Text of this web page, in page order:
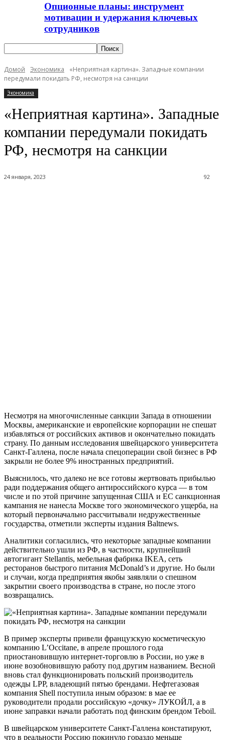
Опционные планы: инструмент
мотивации и удержания ключевых
сотрудников
Домой Экономика
«Неприятная картина». Западные компании
передумали покидать РФ, несмотря на санкции
Экономика
«Неприятная картина». Западные
компании передумали покидать
РФ, несмотря на санкции
24 января, 2023 92
Несмотря на многочисленные санкции Запада в отношении
Москвы, американские и европейские корпорации не спешат
избавляться от российских активов и окончательно покидать
страну. По данным исследования швейцарского университета
Санкт-Галлена, после начала спецоперации свой бизнес в РФ
закрыли не более 9% иностранных предприятий.
Выяснилось, что далеко не все готовы жертвовать прибылью
ради поддержания общего антироссийского курса — в том
числе и по этой причине запущенная США и ЕС санкционная
кампания не нанесла Москве того экономического ущерба, на
который первоначально рассчитывали недружественные
государства, отметили эксперты издания Baltnews.
Аналитики согласились, что некоторые западные компании
действительно ушли из РФ, в частности, крупнейший
автогигант Stellantis, мебельная фабрика IKEA, сеть
ресторанов быстрого питания McDonald’s и другие. Но были
и случаи, когда предприятия якобы заявляли о спешном
закрытии своего производства в стране, но после этого
возвращались.
В пример эксперты привели французскую косметическую
компанию L’Occitane, в апреле прошлого года
приостановившую интернет-торговлю в России, но уже в
июне возобновившую работу под другим названием. Весной
вновь стал функционировать польский производитель
одежды LPP, владеющий пятью брендами. Нефтегазовая
компания Shell поступила иным образом: в мае ее
руководители продали российскую «дочку» ЛУКОЙЛ, а в
июне заправки начали работать под финским брендом Teboil.
В швейцарском университете Санкт-Галлена констатируют,
что в реальности Россию покинуло гораздо меньше